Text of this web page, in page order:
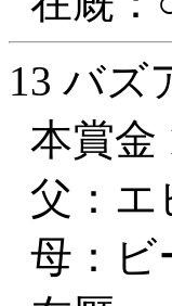
13 バズ
本賞金
父：エ
母：ビ